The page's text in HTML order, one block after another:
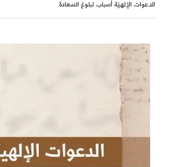
الدعوات الإلهيّة أسباب لبلوغ السعادة